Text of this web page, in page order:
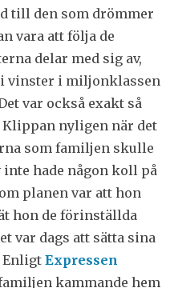
till den som drömmer
vara att följa de
delar med sig av,
vinster i miljonklassen
var också exakt så
nyligen när det
som familjen skulle
inte hade någon koll på
planen var att hon
hon de förinställda
var dags att sätta sina
Enligt Expressen
kammande hem